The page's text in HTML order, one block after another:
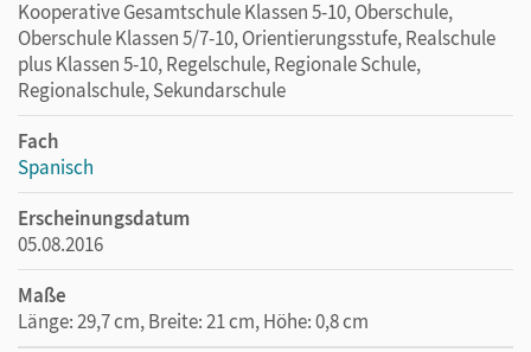
Kooperative Gesamtschule Klassen 5-10, Oberschule,
Oberschule Klassen 5/7-10, Orientierungsstufe, Realschule
plus Klassen 5-10, Regelschule, Regionale Schule,
Regionalschule, Sekundarschule
Fach
Spanisch
Erscheinungsdatum
05.08.2016
Maße
Länge: 29,7 cm, Breite: 21 cm, Höhe: 0,8 cm